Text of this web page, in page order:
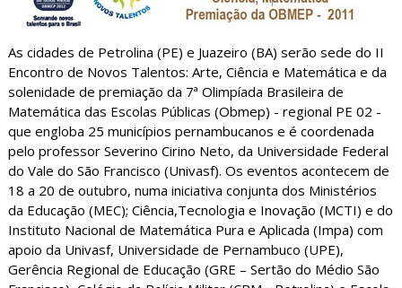
As cidades de Petrolina (PE) e Juazeiro (BA) serão sede do II
Encontro de Novos Talentos: Arte, Ciência e Matemática e da
solenidade de premiação da 7ª Olimpíada Brasileira de
Matemática das Escolas Públicas (Obmep) - regional PE 02 -
que engloba 25 municípios pernambucanos e é coordenada
pelo professor Severino Cirino Neto, da Universidade Federal
do Vale do São Francisco (Univasf). Os eventos acontecem de
18 a 20 de outubro, numa iniciativa conjunta dos Ministérios
da Educação (MEC); Ciência,Tecnologia e Inovação (MCTI) e do
Instituto Nacional de Matemática Pura e Aplicada (Impa) com
apoio da Univasf, Universidade de Pernambuco (UPE),
Gerência Regional de Educação (GRE – Sertão do Médio São